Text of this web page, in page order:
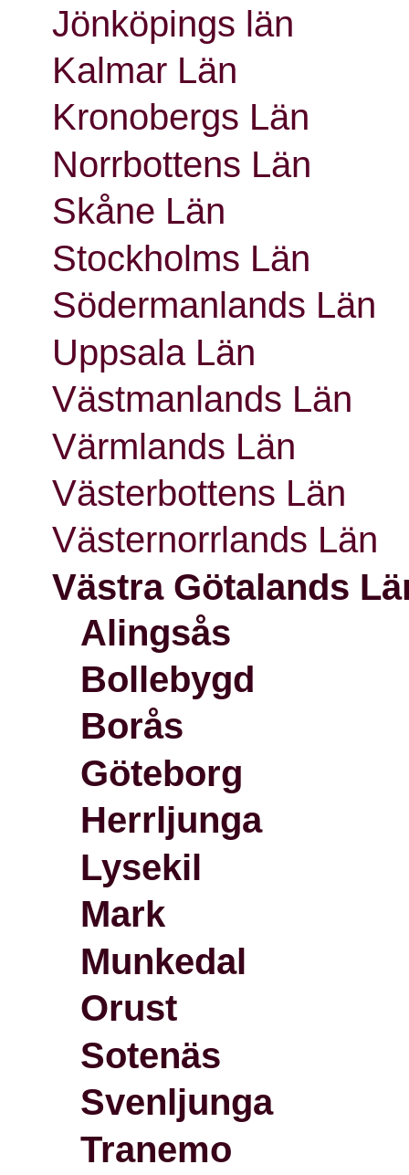
Jönköpings län
Kalmar Län
Kronobergs Län
Norrbottens Län
Skåne Län
Stockholms Län
Södermanlands Län
Uppsala Län
Västmanlands Län
Värmlands Län
Västerbottens Län
Västernorrlands Län
Västra Götalands
Alingsås
Bollebygd
Borås
Göteborg
Herrljunga
Lysekil
Mark
Munkedal
Orust
Sotenäs
Svenljunga
Tranemo